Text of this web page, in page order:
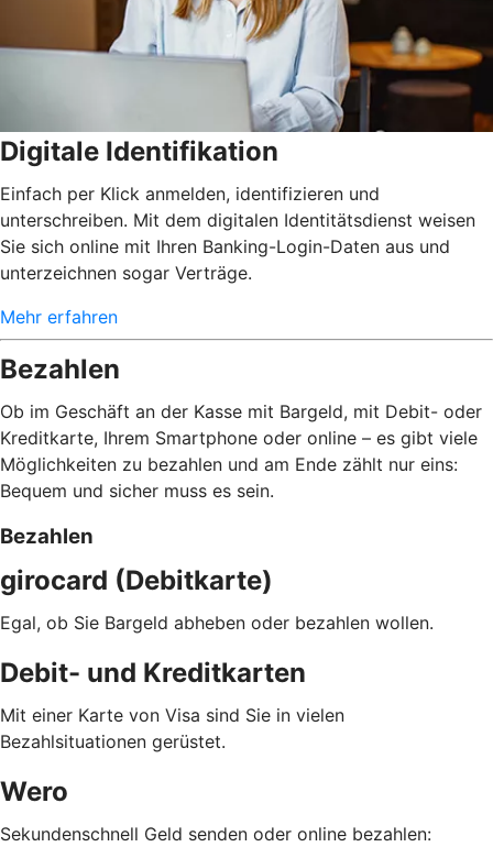
Digitale Identifikation
Einfach per Klick anmelden, identifizieren und
unterschreiben. Mit dem digitalen Identitätsdienst weisen
Sie sich online mit Ihren Banking-Login-Daten aus und
unterzeichnen sogar Verträge.
Mehr erfahren
Bezahlen
Ob im Geschäft an der Kasse mit Bargeld, mit Debit- oder
Kreditkarte, Ihrem Smartphone oder online – es gibt viele
Möglichkeiten zu bezahlen und am Ende zählt nur eins:
Bequem und sicher muss es sein.
Bezahlen
girocard (Debitkarte)
Egal, ob Sie Bargeld abheben oder bezahlen wollen.
Debit- und Kreditkarten
Mit einer Karte von Visa sind Sie in vielen
Bezahlsituationen gerüstet.
Wero
Sekundenschnell Geld senden oder online bezahlen: